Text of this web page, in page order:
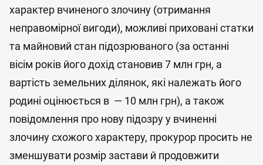
характер вчиненого злочину (отримання
неправомірної вигоди), можливі приховані статки
та майновий стан підозрюваного (за останні
вісім років його дохід становив 7 млн грн, а
вартість земельних ділянок, які належать його
родині оцінюється в — 10 млн грн), а також
повідомлення про нову підозру у вчиненні
злочину схожого характеру, прокурор просить не
зменшувати розмір застави й продовжити